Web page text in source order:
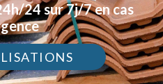
24 sur 7j/7 en cas